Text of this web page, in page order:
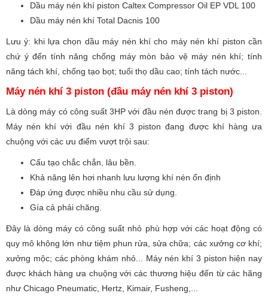
Dầu máy nén khí piston Caltex Compressor Oil EP VDL 100
Dầu máy nén khí Total Dacnis 100
Lưu ý: khi lựa chọn dầu máy nén khí cho máy nén khí piston cần
chứ ý đến tính năng chống máy mòn bảo vệ máy nén khí; tính
năng tách khí, chống tạo bọt; tuổi thọ dầu cao; tính tách nước...
Máy nén khí 3 piston (đầu máy nén khí 3 piston)
Là dòng máy có công suất 3HP với đầu nén được trang bị 3 piston.
Máy nén khí với đầu nén khí 3 piston đang được khí hàng ưa
chuộng với các ưu điểm vượt trội sau:
Cấu tạo chắc chắn, lâu bền.
Khả năng lên hơi nhanh lưu lượng khí nén ổn định
Đáp ứng được nhiều nhu cầu sử dụng.
Gía cả phải chăng.
Đây là dòng máy có công suất nhỏ phù hợp với các hoạt động có
quy mô không lớn như tiệm phun rửa, sửa chữa; các xưởng cơ khí;
xưởng mộc; các phòng khám nhỏ... Máy nén khí 3 piston hiện nay
được khách hàng ưa chuộng với các thương hiệu đến từ các hãng
như Chicago Pneumatic, Hertz, Kimair, Fusheng,...